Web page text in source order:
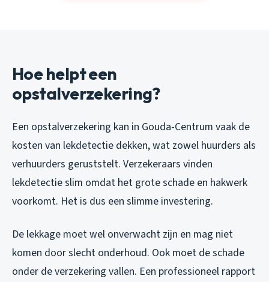
Hoe helpt een
opstalverzekering?
Een opstalverzekering kan in Gouda-Centrum vaak de
kosten van lekdetectie dekken, wat zowel huurders als
verhuurders geruststelt. Verzekeraars vinden
lekdetectie slim omdat het grote schade en hakwerk
voorkomt. Het is dus een slimme investering.
De lekkage moet wel onverwacht zijn en mag niet
komen door slecht onderhoud. Ook moet de schade
onder de verzekering vallen. Een professioneel rapport